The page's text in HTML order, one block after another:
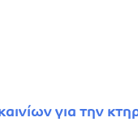
για την